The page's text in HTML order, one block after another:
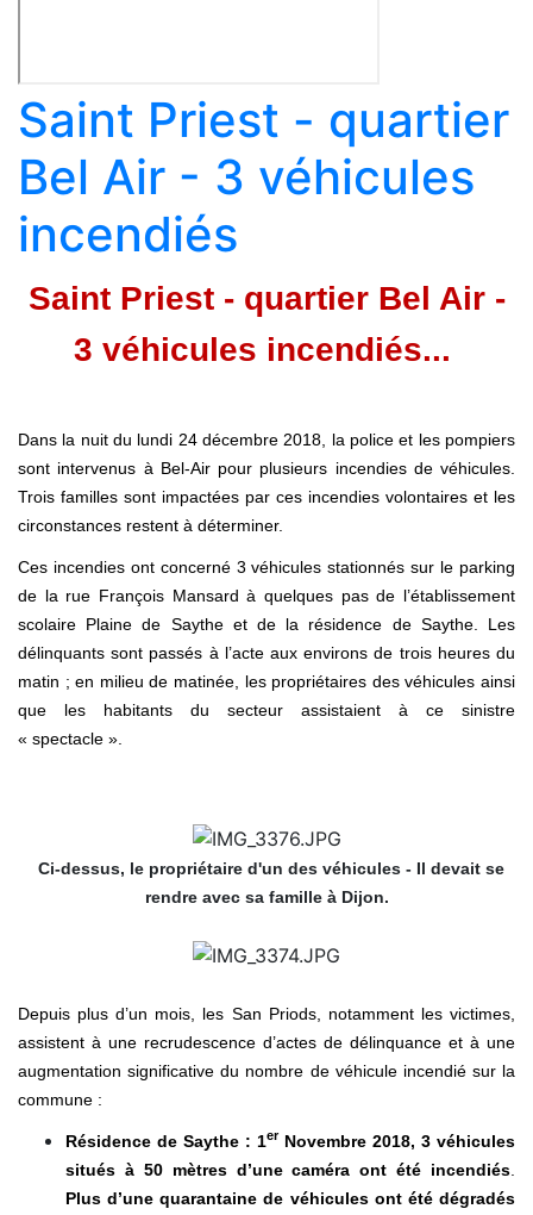
Saint Priest - quartier
Bel Air - 3 véhicules
incendiés
Saint Priest - quartier Bel Air -
3 véhicules incendiés...
Dans la nuit du lundi 24 décembre 2018, la police et les pompiers
sont intervenus à Bel-Air pour plusieurs incendies de véhicules.
Trois familles sont impactées par ces incendies volontaires et les
circonstances restent à déterminer.
Ces incendies ont concerné 3 véhicules stationnés sur le parking
de la rue François Mansard à quelques pas de l’établissement
scolaire Plaine de Saythe et de la résidence de Saythe. Les
délinquants sont passés à l’acte aux environs de trois heures du
matin ; en milieu de matinée, les propriétaires des véhicules ainsi
que les habitants du secteur assistaient à ce sinistre
« spectacle ».
Ci-dessus, le propriétaire d'un des véhicules - Il devait se
rendre avec sa famille à Dijon.
Depuis plus d’un mois, les San Priods, notamment les victimes,
assistent à une recrudescence d’actes de délinquance et à une
augmentation significative du nombre de véhicule incendié sur la
commune :
Résidence de Saythe : 1er Novembre 2018, 3 véhicules
situés à 50 mètres d’une caméra ont été incendiés
Plus d’une quarantaine de véhicules ont été dégradés